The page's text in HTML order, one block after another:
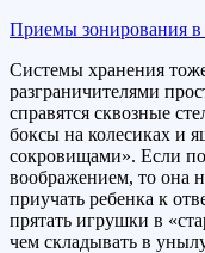
Приемы зонирования в
Системы хранения
разграничителями
справятся сквозные
боксы на колесиках и
сокровищами». Если
воображением, то она
приучать ребенка к
прятать игрушки в
чем складывать в